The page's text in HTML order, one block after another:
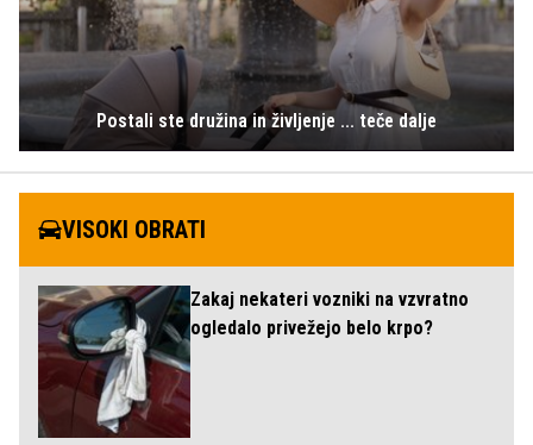
Postali ste družina in življenje ... teče dalje
VISOKI OBRATI
Zakaj nekateri vozniki na vzvratno
ogledalo privežejo belo krpo?